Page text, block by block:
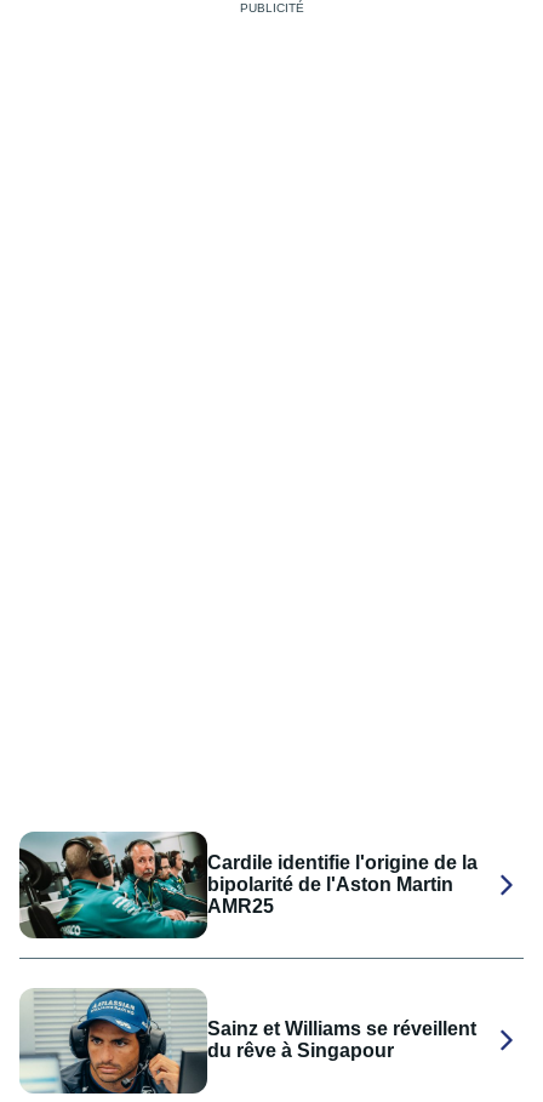
Cardile identifie l'origine de la
bipolarité de l'Aston Martin
AMR25
Sainz et Williams se réveillent
du rêve à Singapour